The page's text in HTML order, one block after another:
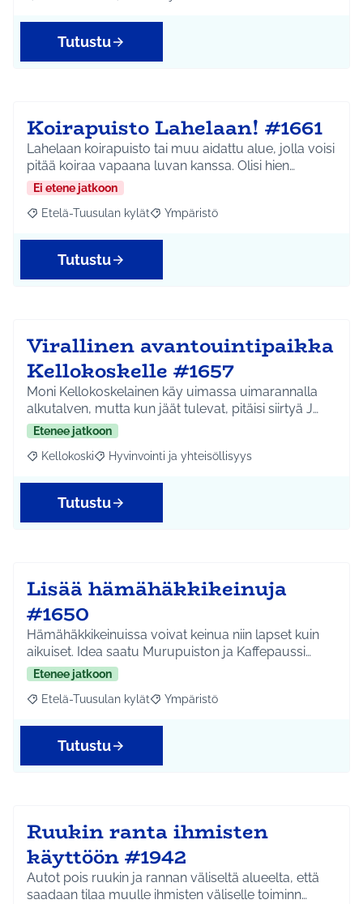
Tutustu
Koirapuisto Lahelaan! #1661
Lahelaan koirapuisto tai muu aidattu alue, jolla voisi
pitää koiraa vapaana luvan kanssa. Olisi hien…
Ei etene jatkoon
Rajaa tulokset aihepiirin mukaan: Etelä-Tuusulan kylät
Etelä-Tuusulan kylät Rajaa tulokset teeman mukaan:
Ympäristö
Tutustu
Virallinen avantouintipaikka
Kellokoskelle #1657
Moni Kellokoskelainen käy uimassa uimarannalla
alkutalven, mutta kun jäät tulevat, pitäisi siirtyä J…
Etenee jatkoon
Rajaa tulokset aihepiirin mukaan: Kellokoski
Kellokoski Rajaa tulokset teeman mukaan: Hyvinvointi ja
Hyvinvointi ja yhteisöllisyys
Tutustu
Lisää hämähäkkikeinuja
#1650
Hämähäkkikeinuissa voivat keinua niin lapset kuin
aikuiset. Idea saatu Murupuiston ja Kaffepaussi…
Etenee jatkoon
Rajaa tulokset aihepiirin mukaan: Etelä-Tuusulan kylät
Etelä-Tuusulan kylät Rajaa tulokset teeman mukaan:
Ympäristö
Tutustu
Ruukin ranta ihmisten
käyttöön #1942
Autot pois ruukin ja rannan väliseltä alueelta, että
saadaan tilaa muulle ihmisten väliselle toiminn…